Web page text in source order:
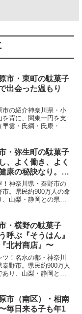
市・東町の駄菓子
出会った温もり
市の紹介神奈川県・小
を背に、関東一円を支
雲・氏綱・氏康・氏
備え、それに加え今で
灯・うい...
・弥生町の駄菓子
よく働き、よく
康の秘訣なり。駄
』〜
！神奈川県・秦野市の
。県民約900万人の命
山梨・静岡との県境
秦野盆地からは、良
盆地...
・横野の駄菓子
ぶ『そうはん』
北村商店』〜
！名水の都・神奈川
野市。県民約900万人
り、山梨・静岡との
囲まれた秦野盆地から
（秦野...
市（南区）・相南
毎日来る子も年1